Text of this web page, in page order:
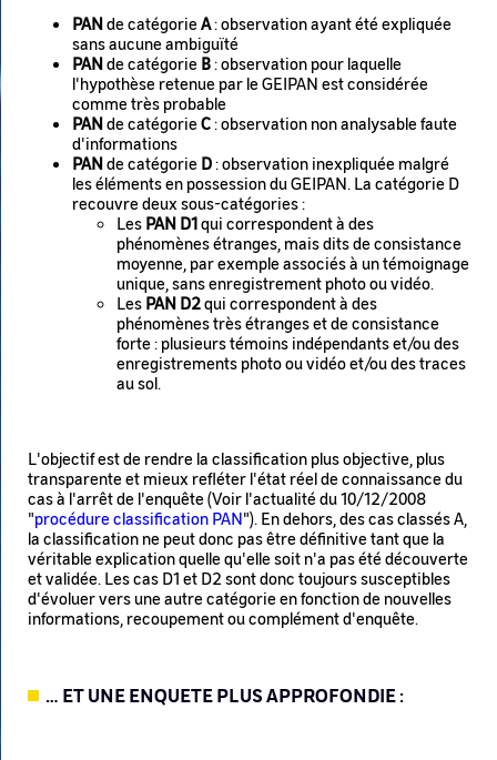
PANde catégorieA: observation ayant été expliquée
sans aucune ambiguïté
PANde catégorie B: observation pour laquelle
l'hypothèse retenue par le GEIPAN est considérée
comme très probable
PANde catégorieC: observation non analysable faute
d'informations
PANde catégorie D: observation inexpliquée malgré
les éléments en possession du GEIPAN. La catégorie D
recouvre deux sous-catégories :
Les PAN D1qui correspondent à des
phénomènes étranges, mais dits de consistance
moyenne, par exemple associés à un témoignage
unique, sans enregistrement photo ou vidéo.
Les PAN D2qui correspondent à des
phénomènes très étranges et de consistance
forte : plusieurs témoins indépendants et/ou des
enregistrements photo ou vidéo et/ou des traces
au sol.
L'objectif est de rendre la classification plus objective, plus
transparente et mieux refléter l'état réel de connaissance du
cas à l'arrêt de l'enquête (Voir l'actualité du 10/12/2008
"procédure classification PAN"). En dehors, des cas classés A,
la classification ne peut donc pas être définitive tant que la
véritable explication quelle qu'elle soit n'a pas été découverte
et validée. Les cas D1 et D2 sont donc toujours susceptibles
d'évoluer vers une autre catégorie en fonction de nouvelles
informations, recoupement ou complément d'enquête.
… ET UNE ENQUETE PLUS APPROFONDIE :